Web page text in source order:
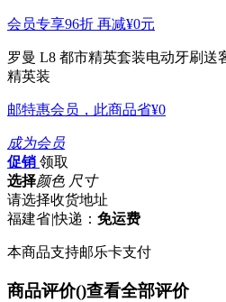
会员专享96折 再减¥0元
罗曼 L8 都市精英套装电动牙刷送
精英装
邮特惠会员，此商品省¥0
成为会员
促销 领取
选择颜色 尺寸
请选择收货地址
福建省|快递： 免运费
本商品支持邮乐卡支付
商品评价()查看全部评价